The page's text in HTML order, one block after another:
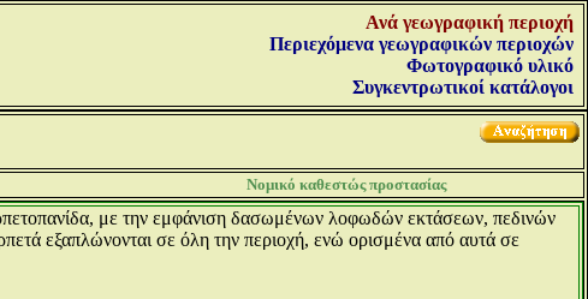
Ανά γεωγραφική περιοχή
Περιεχόμενα γεωγραφικών περιοχών
Φωτογραφικό υλικό
Συγκεντρωτικοί κατάλογοι
Νομικό καθεστώς προστασίας
με την εμφάνιση δασωμένων λοφωδών εκτάσεων, πεδινών
εξαπλώνονται σε όλη την περιοχή, ενώ ορισμένα από αυτά σε